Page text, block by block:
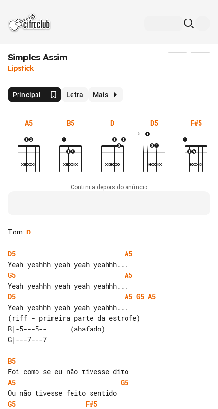
Simples Assim
Lipstick
Principal Letra Mais
A5 B5 D D5
5
F#5
Continua depois do anúncio
Tom: D
D5
A5
G5
A5
D5
A5 G5 A5
(riff - primeira parte da estrofe)
B|-5---5--      (abafado)
B5
A5
G5
G5
F#5